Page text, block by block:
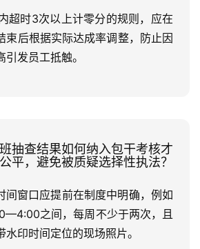
超时3次以上计零分的规则，应在
束后根据实际达成率调整，防止因
引发员工抵触。
抽查结果如何纳入包干考核才
平，避免被质疑选择性执法？
间窗口应提前在制度中明确，例如
之间，每周不少于两次，且
水印时间定位的现场照片。